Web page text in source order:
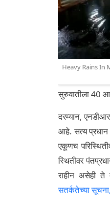
Heavy Rains In
सुरुवातीला 40
दरम्यान,
आहे. सत्य प्रधान
एकूणच
स्थितीवर
राहीन असेही ते
सतर्कतेच्या